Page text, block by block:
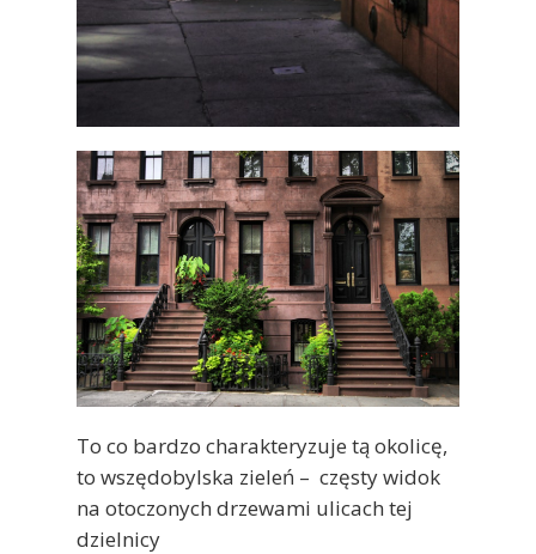
To co bardzo charakteryzuje tą okolicę,
to wszędobylska zieleń – częsty widok
na otoczonych drzewami ulicach tej
dzielnicy